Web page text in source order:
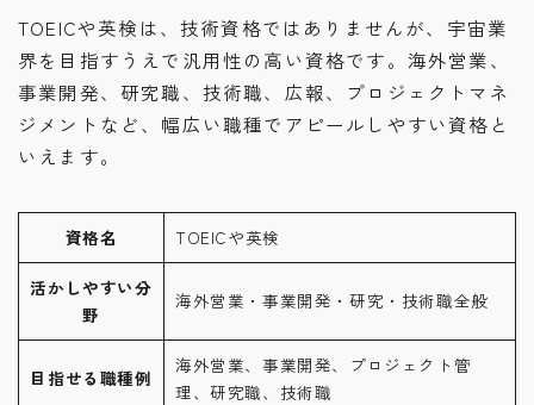
TOEICや英検は、技術資格ではありませんが、宇宙業
界を目指すうえで汎用性の高い資格です。海外営業、
事業開発、研究職、技術職、広報、プロジェクトマネ
ジメントなど、幅広い職種でアピールしやすい資格と
いえます。
資格名 TOEICや英検
活かしやすい分
野
海外営業・事業開発・研究・技術職全般
目指せる職種例
海外営業、事業開発、プロジェクト管
理、研究職、技術職